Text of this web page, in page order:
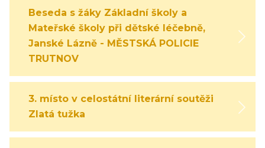
Beseda s žáky Základní školy a
Mateřské školy při dětské léčebně,
Janské Lázně - MĚSTSKÁ POLICIE
TRUTNOV
3. místo v celostátní literární soutěži
Zlatá tužka